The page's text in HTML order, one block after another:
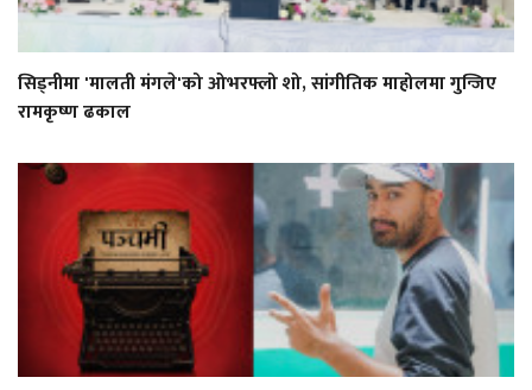
सिड्नीमा 'मालती मंगले'को ओभरफ्लो शो, सांगीतिक माहोलमा गुन्जिए
रामकृष्ण ढकाल